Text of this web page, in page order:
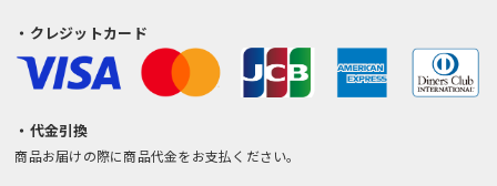
・クレジットカード
・代金引換
商品お届けの際に商品代金をお支払ください。